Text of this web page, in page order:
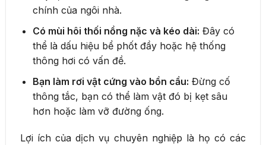
chính của ngôi nhà.
Có mùi hôi thối nồng nặc và kéo dài: Đây có
thể là dấu hiệu bể phốt đầy hoặc hệ thống
thông hơi có vấn đề.
Bạn làm rơi vật cứng vào bồn cầu: Đừng cố
thông tắc, bạn có thể làm vật đó bị kẹt sâu
hơn hoặc làm vỡ đường ống.
Lợi ích của dịch vụ chuyên nghiệp là họ có các